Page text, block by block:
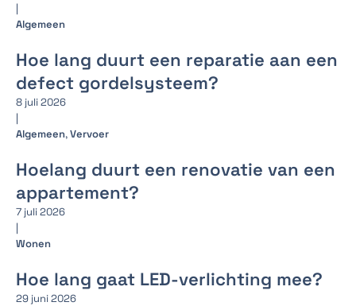
|
Algemeen
Hoe lang duurt een reparatie aan een
defect gordelsysteem?
8 juli 2026
|
Algemeen,Vervoer
Hoelang duurt een renovatie van een
appartement?
7 juli 2026
|
Wonen
Hoe lang gaat LED-verlichting mee?
29 juni 2026